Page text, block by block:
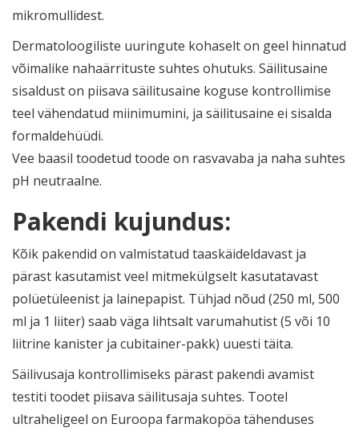
mikromullidest.
Dermatoloogiliste uuringute kohaselt on geel hinnatud
võimalike nahaärrituste suhtes ohutuks. Säilitusaine
sisaldust on piisava säilitusaine koguse kontrollimise
teel vähendatud miinimumini, ja säilitusaine ei sisalda
formaldehüüdi.
Vee baasil toodetud toode on rasvavaba ja naha suhtes
pH neutraalne.
Pakendi kujundus:
Kõik pakendid on valmistatud taaskäideldavast ja
pärast kasutamist veel mitmekülgselt kasutatavast
polüetüleenist ja lainepapist. Tühjad nõud (250 ml, 500
ml ja 1 liiter) saab väga lihtsalt varumahutist (5 või 10
liitrine kanister ja cubitainer-pakk) uuesti täita.
Säilivusaja kontrollimiseks pärast pakendi avamist
testiti toodet piisava säilitusaja suhtes. Tootel
ultraheligeel on Euroopa farmakopöa tähenduses